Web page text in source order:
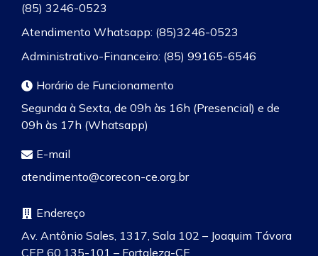
(85) 3246-0523
Atendimento Whatsapp: (85)3246-0523
Administrativo-Financeiro: (85) 99165-6546
Horário de Funcionamento
Segunda à Sexta, de 09h às 16h (Presencial) e de
09h às 17h (Whatsapp)
E-mail
atendimento@corecon-ce.org.br
Endereço
Av. Antônio Sales, 1317, Sala 102 – Joaquim Távora
CEP 60.135-101 – Fortaleza-CE